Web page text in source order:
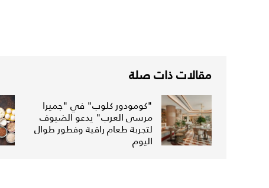
مقالات ذات صلة
"كومودور كلوب" في "جميرا
مرسى العرب" يدعو الضيوف
لتجربة طعام راقية وفطور طوال
اليوم